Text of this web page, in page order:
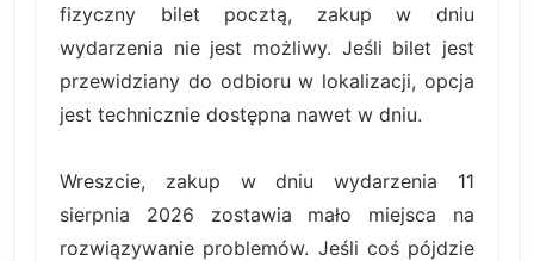
fizyczny bilet pocztą, zakup w dniu
wydarzenia nie jest możliwy. Jeśli bilet jest
przewidziany do odbioru w lokalizacji, opcja
jest technicznie dostępna nawet w dniu.
Wreszcie, zakup w dniu wydarzenia 11
sierpnia 2026 zostawia mało miejsca na
rozwiązywanie problemów. Jeśli coś pójdzie